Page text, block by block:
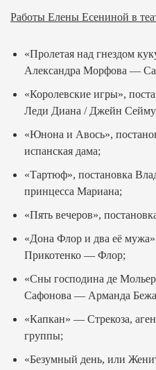
Работы Елены Есениной в
«Пролетая над гнездом
Александра Морфова —
«Королевские игры»,
Леди Диана / Джейн
«Юнона и Авось»,
испанская дама;
«Тартюф», постановка
принцесса Мариана;
«Пять вечеров»,
«Дона Флор и два её
Прикотенко — Флор;
«Сны господина де
Сафонова — Арманда
«Капкан» — Стрекоза,
группы;
«Безумный день, или